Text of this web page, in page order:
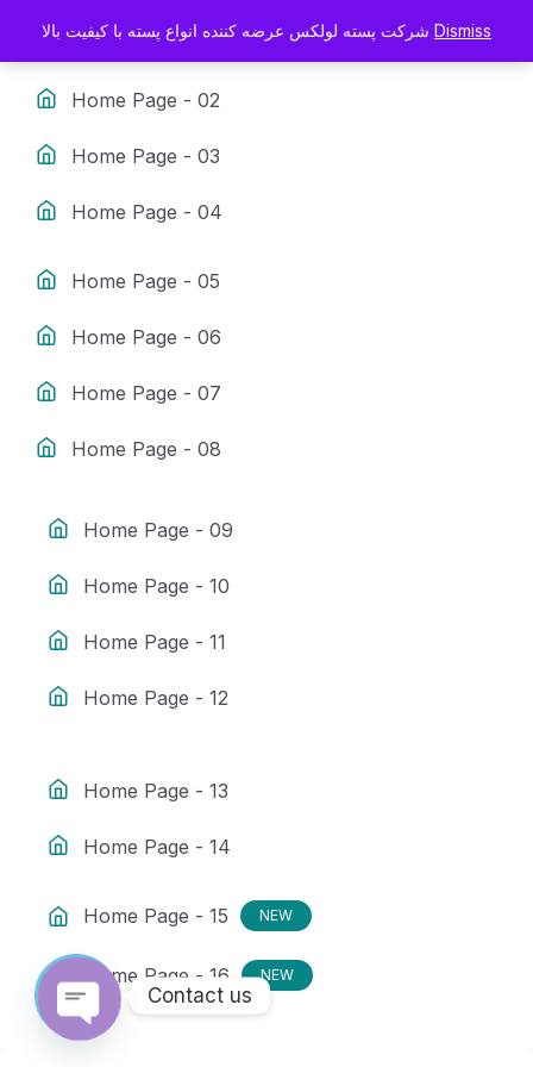
Home Page - 01
Home Page - 02
Home Page - 03
Home Page - 04
Home Page - 05
Home Page - 06
Home Page - 07
Home Page - 08
Home Page - 09
Home Page - 10
Home Page - 11
Home Page - 12
Home Page - 13
Home Page - 14
Home Page - 15 NEW
Home Page - 16 NEW
Dismiss
Contact us